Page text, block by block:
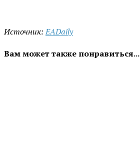
Источник:EADaily
Вам может также понравиться...